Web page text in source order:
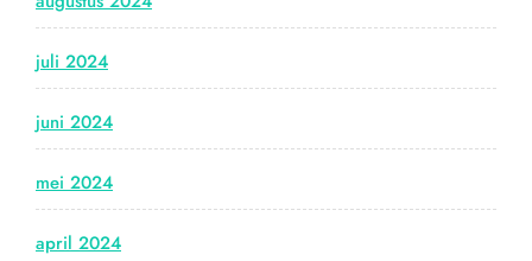
juli 2024
juni 2024
mei 2024
april 2024